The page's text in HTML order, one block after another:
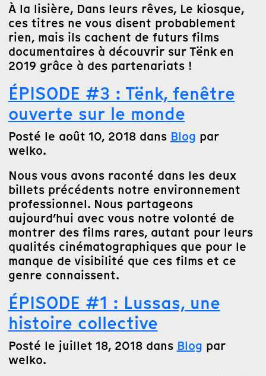
À la lisière, Dans leurs rêves, Le kiosque,
ces titres ne vous disent probablement
rien, mais ils cachent de futurs films
documentaires à découvrir sur Tënk en
2019 grâce à des partenariats !
ÉPISODE #3 : Tënk, fenêtre
ouverte sur le monde
Posté le août 10, 2018 dans Blog par
welko.
Nous vous avons raconté dans les deux
billets précédents notre environnement
professionnel. Nous partageons
aujourd’hui avec vous notre volonté de
montrer des films rares, autant pour leurs
qualités cinématographiques que pour le
manque de visibilité que ces films et ce
genre connaissent.
ÉPISODE #1 : Lussas, une
histoire collective
Posté le juillet 18, 2018 dans Blog par
welko.